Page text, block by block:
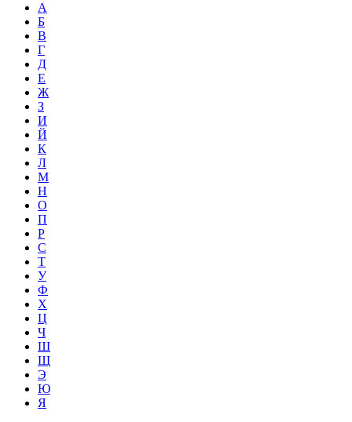
А
Б
В
Г
Д
Е
Ж
З
И
Й
К
Л
М
Н
О
П
Р
С
Т
У
Ф
Х
Ц
Ч
Ш
Щ
Э
Ю
Я